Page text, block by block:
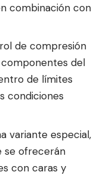
combinación con
de compresión
del
de límites
condiciones
variante especial,
se ofrecerán
con caras y